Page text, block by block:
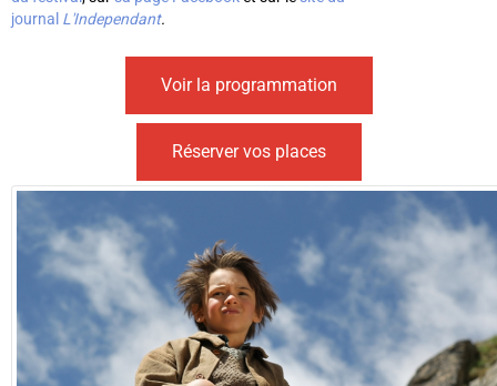
journal L'Independant.
Voir la programmation
Réserver vos places